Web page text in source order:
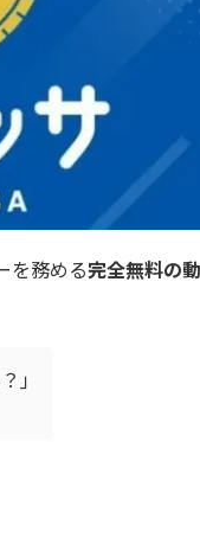
を務める完全無料の
｣